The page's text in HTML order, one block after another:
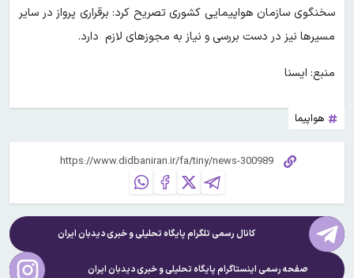
سخنگوی سازمان هواپیمایی کشوری تصریح کرد: برقراری پرواز در سایر
مسیرها نیز در دست بررسی و نیاز به مجوزهای لازم دارد.
منبع: ایسنا
هواپیما
کانال رسمی تلگرام پایگاه تحلیلی و خبریدیدبان ایران
صفحه رسمی اینستاگرام پایگاه تحلیلی و خبریدیدبان ایران